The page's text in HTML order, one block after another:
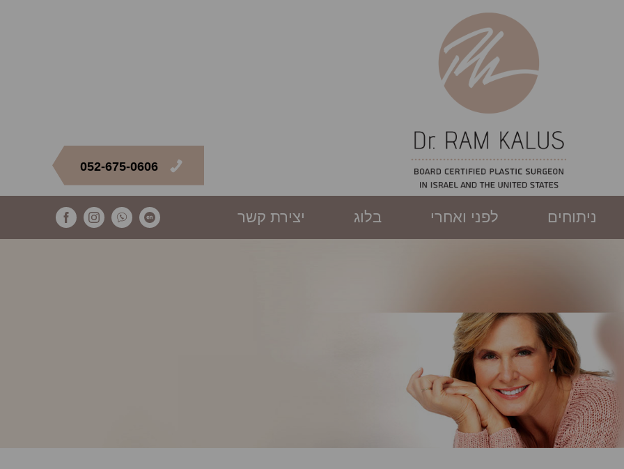
052-675-0606
ניתוחים לפני ואחרי בלוג יצירת קשר